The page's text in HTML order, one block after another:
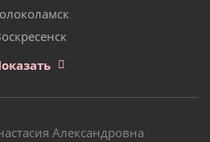
Александровна